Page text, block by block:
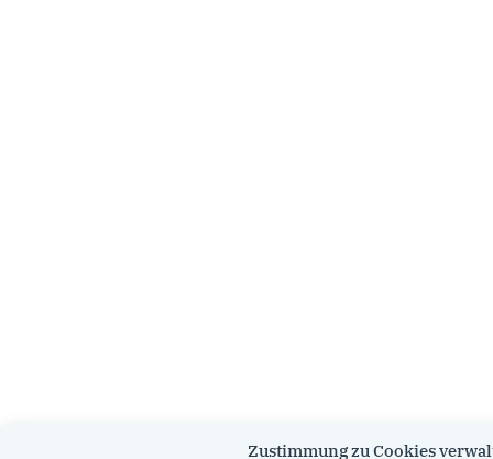
Zustimmung zu Cookies